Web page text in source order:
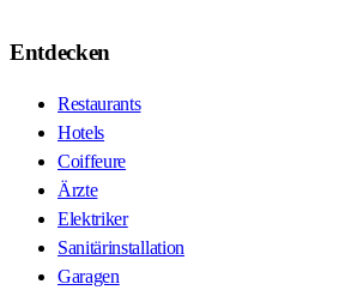
Entdecken
Restaurants
Hotels
Coiffeure
Ärzte
Elektriker
Sanitärinstallation
Garagen